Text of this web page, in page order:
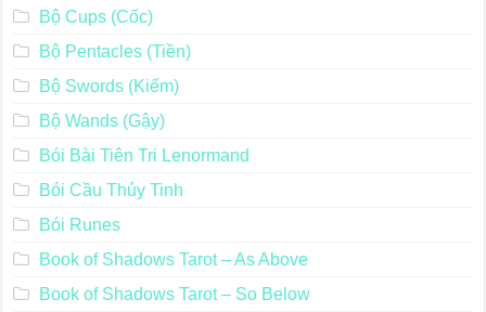
Bộ Cups (Cốc)
Bộ Pentacles (Tiền)
Bộ Swords (Kiếm)
Bộ Wands (Gậy)
Bói Bài Tiên Tri Lenormand
Bói Cầu Thủy Tinh
Bói Runes
Book of Shadows Tarot – As Above
Book of Shadows Tarot – So Below